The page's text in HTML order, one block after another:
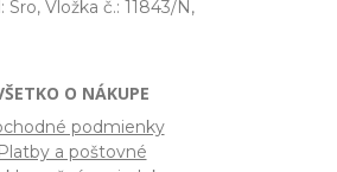
Sro, Vložka č.: 11843/N,
O NÁKUPE
podmienky
Platby a poštovné